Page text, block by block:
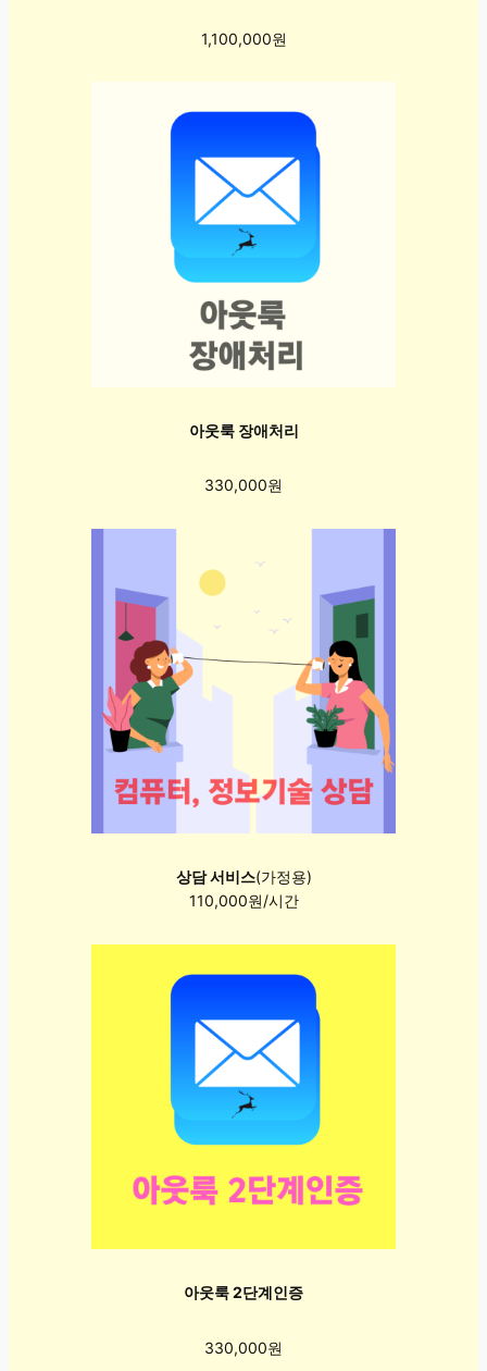
1,100,000원
아웃룩 장애처리
330,000원
상담 서비스(가정용)
110,000원/시간
아웃룩 2단계인증
330,000원